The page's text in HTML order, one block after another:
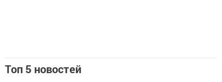
Топ 5 новостей